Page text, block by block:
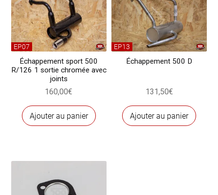
EP07
Échappement sport 500
R/126 1 sortie chromée avec
joints
160,00€
Ajouter au panier
EP13
Échappement 500 D
131,50€
Ajouter au panier